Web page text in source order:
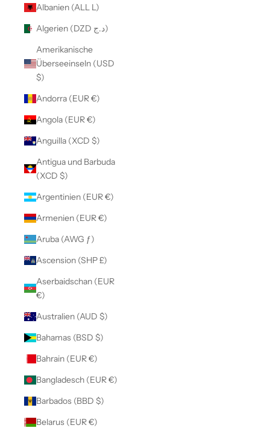
Albanien (ALL L)
Algerien (DZD د.ج)
Amerikanische
Überseeinseln (USD
$)
Andorra (EUR €)
Angola (EUR €)
Anguilla (XCD $)
Antigua und Barbuda
(XCD $)
Argentinien (EUR €)
Armenien (EUR €)
Aruba (AWG ƒ)
Ascension (SHP £)
Aserbaidschan (EUR
€)
Australien (AUD $)
Bahamas (BSD $)
Bahrain (EUR €)
Bangladesch (EUR €)
Barbados (BBD $)
Belarus (EUR €)